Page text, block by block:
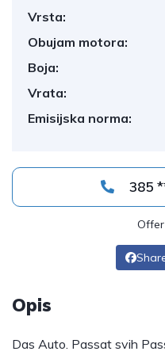
Vrsta:
Obujam motora:
Boja:
Vrata:
Emisijska norma:
Opis
Das Auto. Passat svih